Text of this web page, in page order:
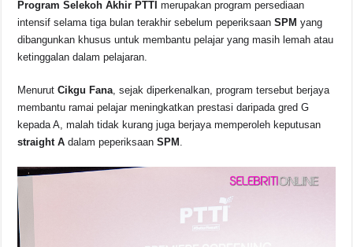
Program Selekoh Akhir PTTI merupakan program persediaan
intensif selama tiga bulan terakhir sebelum peperiksaanSPM yang
dibangunkan khusus untuk membantu pelajar yang masih lemah atau
ketinggalan dalam pelajaran.
MenurutCikgu Fana, sejak diperkenalkan, program tersebut berjaya
membantu ramai pelajar meningkatkan prestasi daripada gred G
kepada A, malah tidak kurang juga berjaya memperoleh keputusan
straight A dalam peperiksaanSPM .